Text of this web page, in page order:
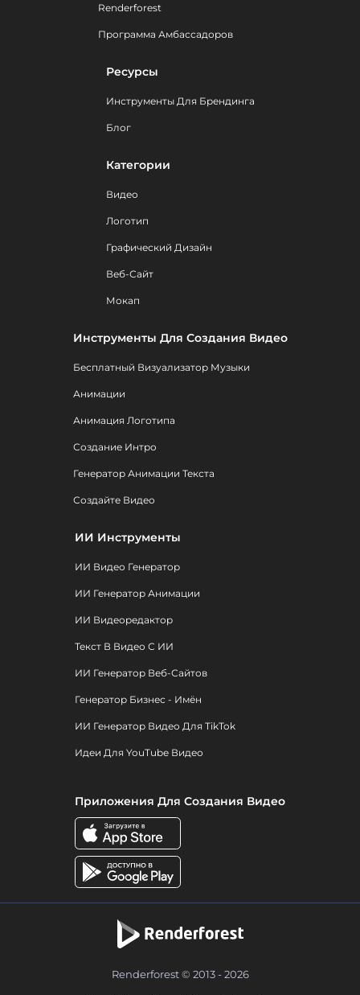
Renderforest
Программа Амбассадоров
Ресурсы
Инструменты Для Брендинга
Блог
Категории
Видео
Логотип
Графический Дизайн
Веб-Сайт
Мокап
Инструменты Для Создания Видео
Бесплатный Визуализатор Музыки
Анимации
Анимация Логотипа
Создание Интро
Генератор Анимации Текста
Создайте Видео
ИИ Инструменты
ИИ Видео Генератор
ИИ Генератор Анимации
ИИ Видеоредактор
Текст В Видео С ИИ
ИИ Генератор Веб-Сайтов
Генератор Бизнес - Имён
ИИ Генератор Видео Для TikTok
Идеи Для YouTube Видео
Приложения Для Создания Видео
Renderforest © 2013 - 2026